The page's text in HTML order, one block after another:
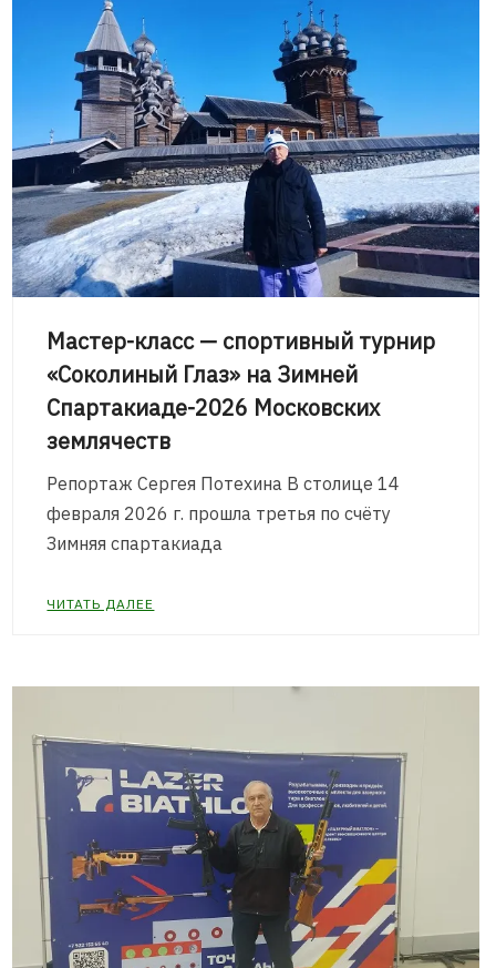
Мастер-класс — спортивный турнир
«Соколиный Глаз» на Зимней
Спартакиаде-2026 Московских
землячеств
Репортаж Сергея Потехина В столице 14
февраля 2026 г. прошла третья по счёту
Зимняя спартакиада
ЧИТАТЬ ДАЛЕЕ